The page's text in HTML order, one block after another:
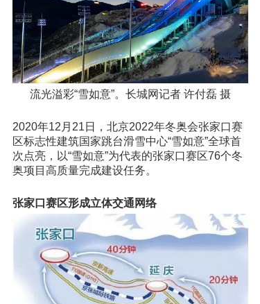
流光溢彩“雪如意”。长城网记者 许付磊 摄
2020年12月21日，北京2022年冬奥会张家口赛
区标志性建筑国家跳台滑雪中心“雪如意”全球首
次点亮，以“雪如意”为代表的张家口赛区76个冬
奥项目高质量完成建设任务。
张家口赛区形成立体交通网络